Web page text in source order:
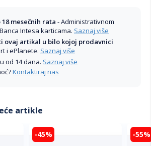
mesečnih rata - Administrativnom
Intesa karticama. Saznaj više
ovaj artikal u bilo kojoj prodavnici
i ePlanete. Saznaj više
od 14 dana. Saznaj više
Kontaktiraj nas
artikle
-45% -55%